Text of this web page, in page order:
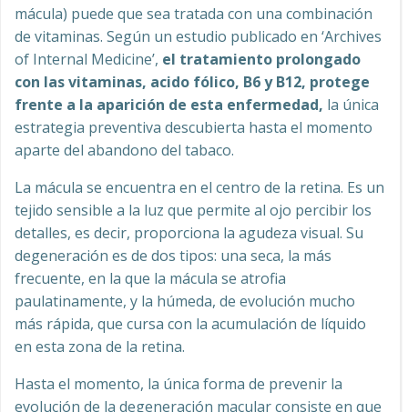
mácula) puede que sea tratada con una combinación
de vitaminas. Según un estudio publicado en ‘Archives
of Internal Medicine’, el tratamiento prolongado
con las vitaminas, acido fólico, B6 y B12, protege
frente a la aparición de esta enfermedad, la única
estrategia preventiva descubierta hasta el momento
aparte del abandono del tabaco.
La mácula se encuentra en el centro de la retina. Es un
tejido sensible a la luz que permite al ojo percibir los
detalles, es decir, proporciona la agudeza visual. Su
degeneración es de dos tipos: una seca, la más
frecuente, en la que la mácula se atrofia
paulatinamente, y la húmeda, de evolución mucho
más rápida, que cursa con la acumulación de líquido
en esta zona de la retina.
Hasta el momento, la única forma de prevenir la
evolución de la degeneración macular consiste en que